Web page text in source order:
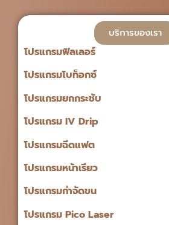
บริการของเรา
โปรแกรมฟิลเลอร์
โปรแกรมโบท็อกซ์
โปรแกรมยกกระชับ
โปรแกรม IV Drip
โปรแกรมฉีดแฟต
โปรแกรมหน้าเรียว
โปรแกรมกำจัดขน
โปรแกรม Pico Laser